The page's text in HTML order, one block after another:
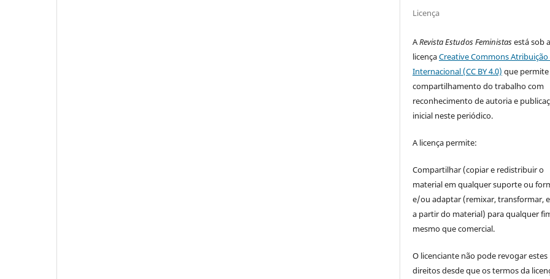
Licença
ARevista Estudos Feministasestá sob a
licençaCreative Commons Atribuição
Internacional (CC BY 4.0) que
compartilhamento do trabalho com
reconhecimento de autoria e
inicial neste periódico.
A licença permite:
Compartilhar (copiar e redistribuir o
material em qualquer suporte ou
e/ou adaptar (remixar, transformar,
a partir do material) para qualquer
mesmo que comercial.
O licenciante não pode revogar estes
direitos desde que os termos da